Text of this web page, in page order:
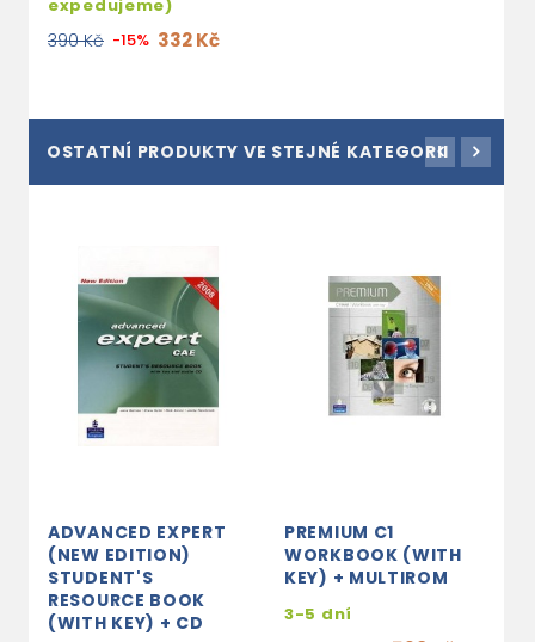
expedujeme)
390 Kč -15% 332 Kč
OSTATNÍ PRODUKTY VE STEJNÉ KATEGORII
ADVANCED EXPERT
(NEW EDITION)
STUDENT'S
RESOURCE BOOK
(WITH KEY) + CD
PREMIUM C1
WORKBOOK (WITH
KEY) + MULTIROM
3-5 dní